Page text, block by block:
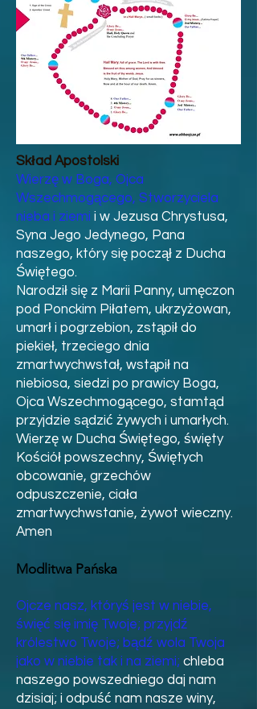
Skład Apostolski
Wierzę w Boga, Ojca
Wszechmogącego, Stworzyciela
nieba i ziemi i w Jezusa Chrystusa,
Syna Jego Jedynego, Pana
naszego, który się począł z Ducha
Świętego.
Narodził się z Marii Panny, umęczon
pod Ponckim Piłatem, ukrzyżowan,
umarł i pogrzebion, zstąpił do
piekieł, trzeciego dnia
zmartwychwstał, wstąpił na
niebiosa, siedzi po prawicy Boga,
Ojca Wszechmogącego, stamtąd
przyjdzie sądzić żywych i umarłych.
Wierzę w Ducha Świętego, święty
Kościół powszechny, Świętych
obcowanie, grzechów
odpuszczenie, ciała
zmartwychwstanie, żywot wieczny.
Amen
Modlitwa Pańska
Ojcze nasz, któryś jest w niebie,
święć się imię Twoje; przyjdź
królestwo Twoje; bądź wola Twoja
jako w niebie tak i na ziemi; chleba
naszego powszedniego daj nam
dzisiaj; i odpuść nam nasze winy,